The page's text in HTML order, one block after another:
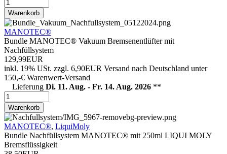
Warenkorb
MANOTEC®
Bundle MANOTEC® Vakuum Bremsenentlüfter mit
Nachfüllsystem
129,99EUR
inkl. 19% USt. zzgl. 6,90EUR Versand nach Deutschland unter
150,-€ Warenwert-Versand
Lieferung Di. 11. Aug. - Fr. 14. Aug. 2026 **
Warenkorb
MANOTEC®, LiquiMoly
Bundle Nachfüllsystem MANOTEC® mit 250ml LIQUI MOLY
Bremsflüssigkeit